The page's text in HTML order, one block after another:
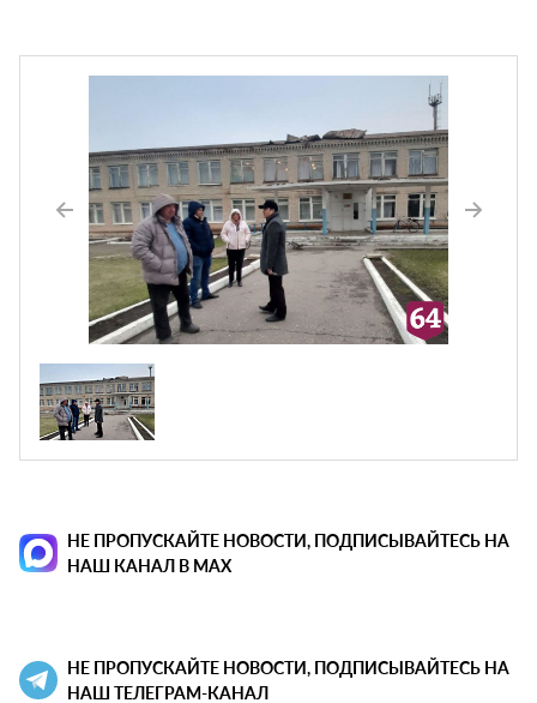
НЕ ПРОПУСКАЙТЕ НОВОСТИ, ПОДПИСЫВАЙТЕСЬ НА
НАШ КАНАЛ В MAX
НЕ ПРОПУСКАЙТЕ НОВОСТИ, ПОДПИСЫВАЙТЕСЬ НА
НАШ ТЕЛЕГРАМ-КАНАЛ